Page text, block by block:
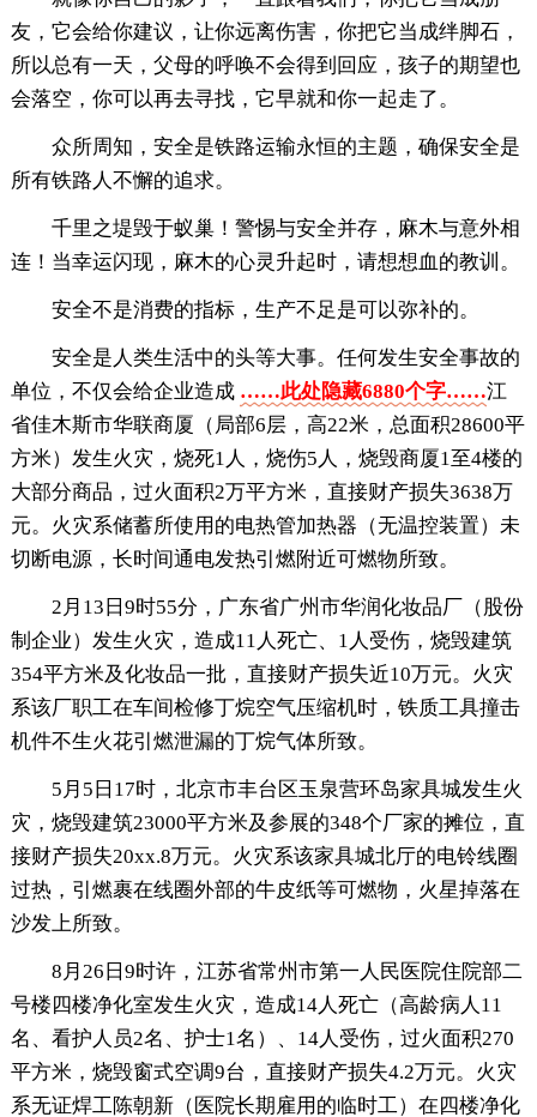
友，它会给你建议，让你远离伤害，你把它当成绊脚石，
所以总有一天，父母的呼唤不会得到回应，孩子的期望也
会落空，你可以再去寻找，它早就和你一起走了。
众所周知，安全是铁路运输永恒的主题，确保安全是
所有铁路人不懈的追求。
千里之堤毁于蚁巢！警惕与安全并存，麻木与意外相
连！当幸运闪现，麻木的心灵升起时，请想想血的教训。
安全不是消费的指标，生产不足是可以弥补的。
安全是人类生活中的头等大事。任何发生安全事故的
单位，不仅会给企业造成 ……此处隐藏6880个字……江
省佳木斯市华联商厦（局部6层，高22米，总面积28600平
方米）发生火灾，烧死1人，烧伤5人，烧毁商厦1至4楼的
大部分商品，过火面积2万平方米，直接财产损失3638万
元。火灾系储蓄所使用的电热管加热器（无温控装置）未
切断电源，长时间通电发热引燃附近可燃物所致。
2月13日9时55分，广东省广州市华润化妆品厂（股份
制企业）发生火灾，造成11人死亡、1人受伤，烧毁建筑
354平方米及化妆品一批，直接财产损失近10万元。火灾
系该厂职工在车间检修丁烷空气压缩机时，铁质工具撞击
机件不生火花引燃泄漏的丁烷气体所致。
5月5日17时，北京市丰台区玉泉营环岛家具城发生火
灾，烧毁建筑23000平方米及参展的348个厂家的摊位，直
接财产损失20xx.8万元。火灾系该家具城北厅的电铃线圈
过热，引燃裹在线圈外部的牛皮纸等可燃物，火星掉落在
沙发上所致。
8月26日9时许，江苏省常州市第一人民医院住院部二
号楼四楼净化室发生火灾，造成14人死亡（高龄病人11
名、看护人员2名、护士1名）、14人受伤，过火面积270
平方米，烧毁窗式空调9台，直接财产损失4.2万元。火灾
系无证焊工陈朝新（医院长期雇用的临时工）在四楼净化